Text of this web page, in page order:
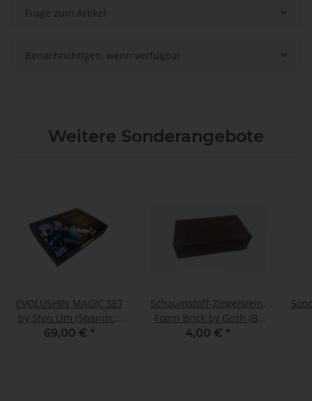
Frage zum Artikel
Benachrichtigen, wenn verfügbar
Weitere Sonderangebote
EVOLUSHIN MAGIC SET
by Shin Lim (Spanisch
Version)
69,00 € *
Schaumstoff-Ziegelstein,
Foam Brick by Gosh (B-
Ware)
4,00 € *